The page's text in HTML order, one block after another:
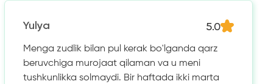
Yulya 5.0
Menga zudlik bilan pul kerak bo'lganda qarz
beruvchiga murojaat qilaman va u meni
tushkunlikka solmaydi. Bir haftada ikki marta